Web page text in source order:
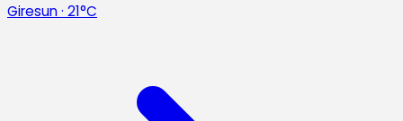
Giresun· 21°C